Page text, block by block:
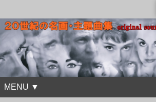
MENU ▼